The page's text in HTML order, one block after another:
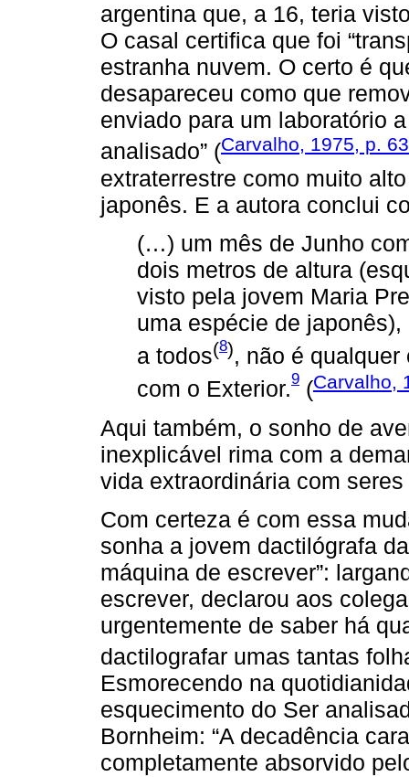
argentina que, a 16, teria
O casal certifica que foi
estranha nuvem. O certo é
desapareceu como que
enviado para um laboratório
analisado” (Carvalho, 1975, p. 63
extraterrestre como muito
japonês. E a autora conclui
(…) um mês de Junho
dois metros de altura
visto pela jovem Maria
uma espécie de
a todos(8), não é
com o Exterior.9 (Carvalho,
Aqui também, o sonho de
inexplicável rima com a
vida extraordinária com
Com certeza é com essa
sonha a jovem dactilógrafa
máquina de escrever”:
escrever, declarou aos
urgentemente de saber há
dactilografar umas tantas
Esmorecendo na
esquecimento do Ser
Bornheim: “A decadência
completamente absorvido